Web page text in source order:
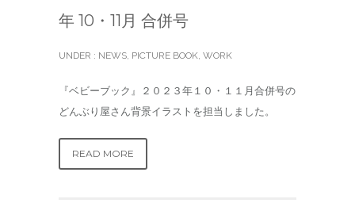
年 10・11月 合併号
UNDER : NEWS, PICTURE BOOK, WORK
『ベビーブック』２０２３年１０・１１月合併号の
どんぶり屋さん背景イラストを担当しました。
READ MORE